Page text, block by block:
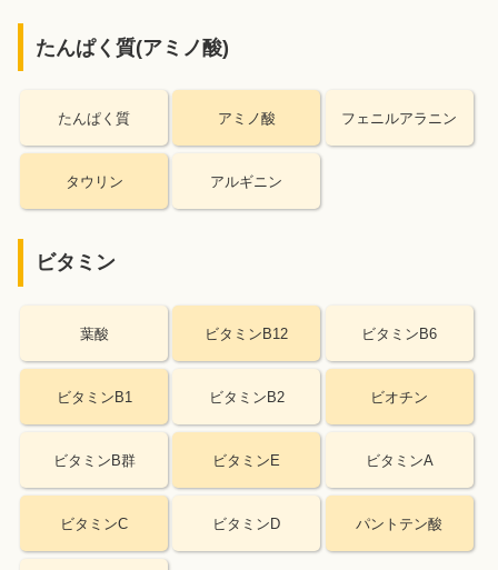
たんぱく質(アミノ酸)
たんぱく質 アミノ酸 フェニルアラニン
タウリン アルギニン
ビタミン
葉酸 ビタミンB12 ビタミンB6
ビタミンB1 ビタミンB2 ビオチン
ビタミンB群 ビタミンE ビタミンA
ビタミンC ビタミンD パントテン酸